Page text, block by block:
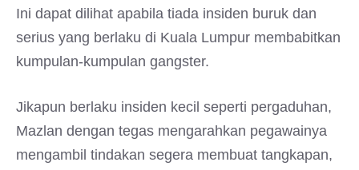
Ini dapat dilihat apabila tiada insiden buruk dan
serius yang berlaku di Kuala Lumpur membabitkan
kumpulan-kumpulan gangster.
Jikapun berlaku insiden kecil seperti pergaduhan,
Mazlan dengan tegas mengarahkan pegawainya
mengambil tindakan segera membuat tangkapan,